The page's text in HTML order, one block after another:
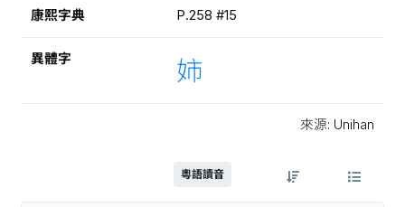
康熙字典 P.258 #15
異體字 姉
來源: Unihan
粵語讀音